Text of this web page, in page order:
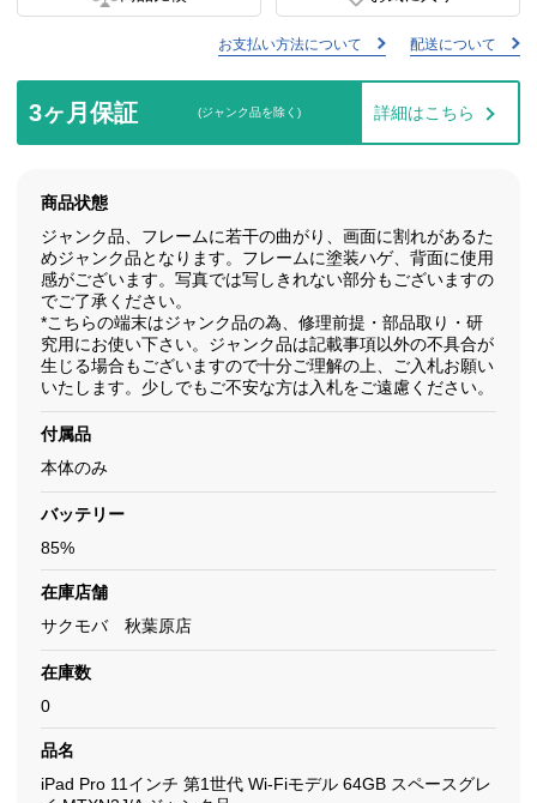
お支払い方法について 配送について
3ヶ月保証 (ジャンク品を除く) 詳細はこちら
商品状態
ジャンク品、フレームに若干の曲がり、画面に割れがあるた
めジャンク品となります。フレームに塗装ハゲ、背面に使用
感がございます。写真では写しきれない部分もございますの
でご了承ください。
*こちらの端末はジャンク品の為、修理前提・部品取り・研
究用にお使い下さい。ジャンク品は記載事項以外の不具合が
生じる場合もございますので十分ご理解の上、ご入札お願い
いたします。少しでもご不安な方は入札をご遠慮ください。
付属品
本体のみ
バッテリー
85%
在庫店舗
サクモバ 秋葉原店
在庫数
0
品名
iPad Pro 11インチ 第1世代 Wi-Fiモデル 64GB スペースグレ